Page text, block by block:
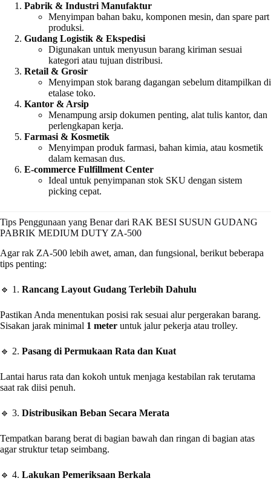
Pabrik & Industri Manufaktur
Menyimpan bahan baku, komponen mesin, dan spare part
produksi.
Gudang Logistik & Ekspedisi
Digunakan untuk menyusun barang kiriman sesuai
kategori atau tujuan distribusi.
Retail & Grosir
Menyimpan stok barang dagangan sebelum ditampilkan di
etalase toko.
Kantor & Arsip
Menampung arsip dokumen penting, alat tulis kantor, dan
perlengkapan kerja.
Farmasi & Kosmetik
Menyimpan produk farmasi, bahan kimia, atau kosmetik
dalam kemasan dus.
E-commerce Fulfillment Center
Ideal untuk penyimpanan stok SKU dengan sistem
picking cepat.
Tips Penggunaan yang Benar dari RAK BESI SUSUN GUDANG
PABRIK MEDIUM DUTY ZA-500
Agar rak ZA-500 lebih awet, aman, dan fungsional, berikut beberapa
tips penting:
🔹 1. Rancang Layout Gudang Terlebih Dahulu
Pastikan Anda menentukan posisi rak sesuai alur pergerakan barang.
Sisakan jarak minimal 1 meter untuk jalur pekerja atau trolley.
🔹 2. Pasang di Permukaan Rata dan Kuat
Lantai harus rata dan kokoh untuk menjaga kestabilan rak terutama
saat rak diisi penuh.
🔹 3. Distribusikan Beban Secara Merata
Tempatkan barang berat di bagian bawah dan ringan di bagian atas
agar struktur tetap seimbang.
🔹 4. Lakukan Pemeriksaan Berkala